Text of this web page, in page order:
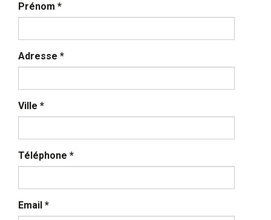
Prénom *
Adresse *
Ville *
Téléphone *
Email *